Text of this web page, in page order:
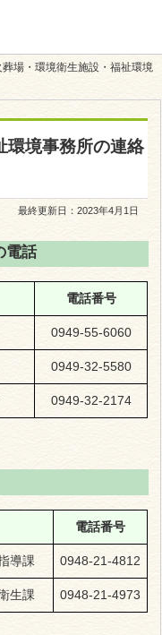
場・環境衛生施設・福祉環境
環境事務所の連絡
最終更新日：2023年4月1日
電話
電話番号
0949-55-6060
0949-32-5580
0949-32-2174
電話番号
導課 0948-21-4812
生課 0948-21-4973